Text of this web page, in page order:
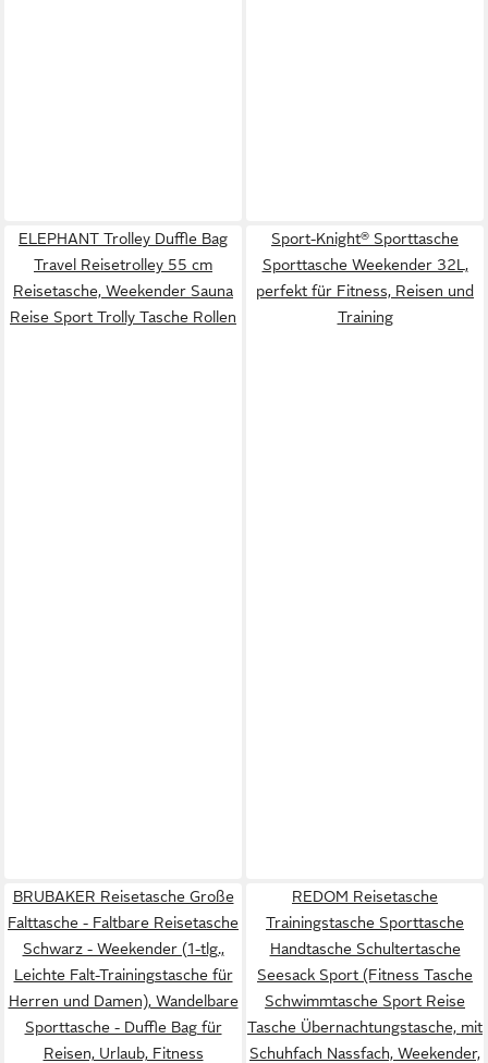
ELEPHANT Trolley Duffle Bag
Travel Reisetrolley 55 cm
Reisetasche, Weekender Sauna
Reise Sport Trolly Tasche Rollen
Sport-Knight® Sporttasche
Sporttasche Weekender 32L,
perfekt für Fitness, Reisen und
Training
BRUBAKER Reisetasche Große
Falttasche - Faltbare Reisetasche
Schwarz - Weekender (1-tlg.,
Leichte Falt-Trainingstasche für
Herren und Damen), Wandelbare
Sporttasche - Duffle Bag für
Reisen, Urlaub, Fitness
REDOM Reisetasche
Trainingstasche Sporttasche
Handtasche Schultertasche
Seesack Sport (Fitness Tasche
Schwimmtasche Sport Reise
Tasche Übernachtungstasche, mit
Schuhfach Nassfach, Weekender,